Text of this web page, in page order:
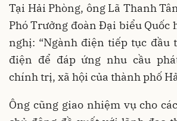
Tại Hải Phòng, ông Lã Thanh
Phó Trưởng đoàn Đại biểu Quốc
nghị: “Ngành điện tiếp tục đầu
điện để đáp ứng nhu cầu
chính trị, xã hội của thành phố
Ông cũng giao nhiệm vụ cho